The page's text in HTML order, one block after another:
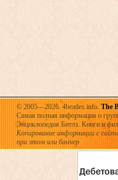
© 2005—2026. 4beatles.info. The
Самая полная информация о
Энциклопедия Битлз. Книги и
Копирование информации с
при этом или баннер